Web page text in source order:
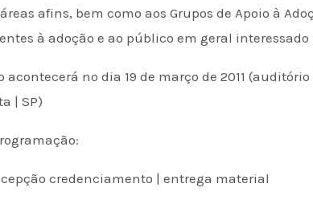
afins, bem como aos Grupos de Apoio à
à adoção e ao público em geral
acontecerá no dia 19 de março de 2011
| SP)
credenciamento | entrega material